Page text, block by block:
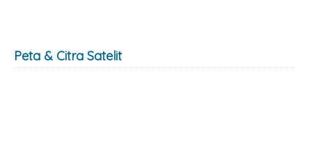
Peta & Citra Satelit